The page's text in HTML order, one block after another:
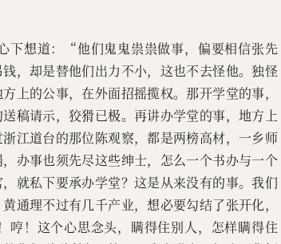
下想道：“他们鬼鬼祟祟做事，偏要相信张先
，却是替他们出力不小，这也不去怪他。独怪
上的公事，在外面招摇揽权。那开学堂的事，
稿请示，狡猾已极。再讲办学堂的事，地方上
江道台的那位陈观察，都是两榜高材，一乡师
办事也须先尽这些绅士，怎么一个书办与一个
就私下要承办学堂？这是从来没有的事。我们
通理不过有几千产业，想必要勾结了张开化，
哼！这个心思念头，瞒得住别人，怎样瞒得住